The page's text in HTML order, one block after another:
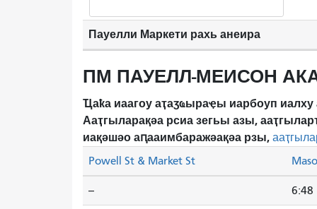
Пауелли Маркети рахь анеира
ПМ ПАУЕЛЛ-МЕИСОН
Ҵаҟа иаагоу аҭаӡҩыраҿы иарбоуп иалху
Ааҭгыларақәа рсиа зегьы азы,
иақәшәо ​​аԥааимбаражәақәа рзы,
Powell St & Market St
-- 6:48